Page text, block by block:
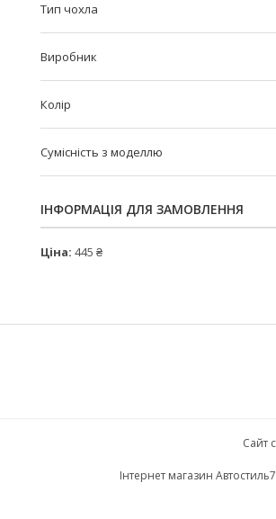
Тип чохла
Виробник
Колір
Сумісність з моделлю
ІНФОРМАЦІЯ ДЛЯ ЗАМОВЛЕННЯ
Ціна: 445 ₴
Сайт